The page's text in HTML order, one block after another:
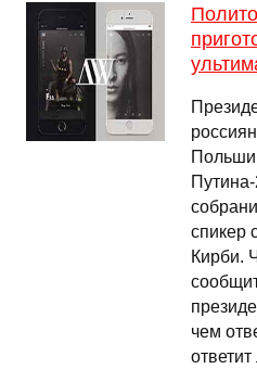
спикер
Кирби.
чем